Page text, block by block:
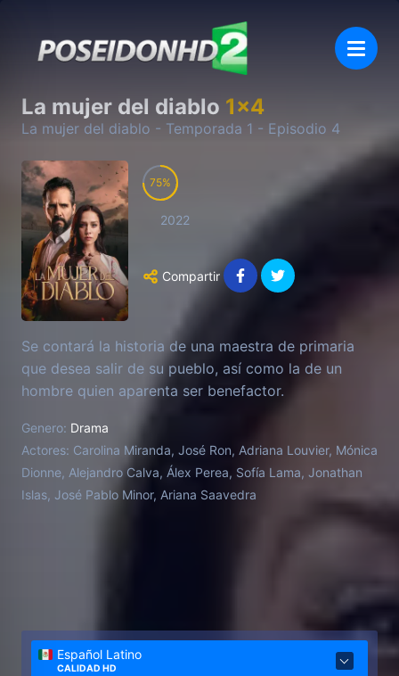
La mujer del diablo 1x4
La mujer del diablo - Temporada 1 - Episodio 4
75
2022
Compartir
Se contará la historia de una maestra de primaria
que desea salir de su pueblo, así como la de un
hombre quien aparenta ser benefactor.
Genero: Drama
Actores: Carolina Miranda, José Ron, Adriana Louvier, Mónica
Dionne, Alejandro Calva, Álex Perea, Sofía Lama, Jonathan
Islas, José Pablo Minor, Ariana Saavedra
Español Latino
CALIDAD HD